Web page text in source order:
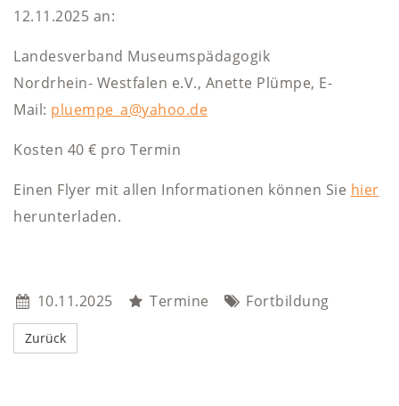
12.11.2025 an:
Landesverband Museumspädagogik
Nordrhein- Westfalen e.V., Anette Plümpe, E-
Mail: pluempe_a@yahoo.de
Kosten 40 € pro Termin
Einen Flyer mit allen Informationen können Sie hier
herunterladen.
10.11.2025 Termine Fortbildung